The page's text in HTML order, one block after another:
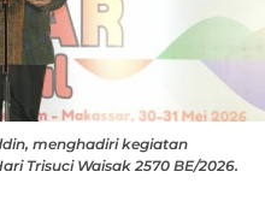
menghadiri kegiatan
Trisuci Waisak 2570 BE/2026.